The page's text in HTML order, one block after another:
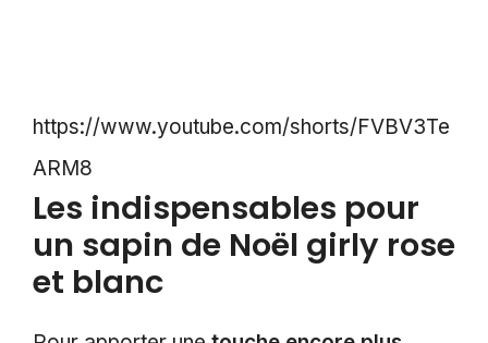
https://www.youtube.com/shorts/FVBV3Te
ARM8
Les indispensables pour
un sapin de Noël girly rose
et blanc